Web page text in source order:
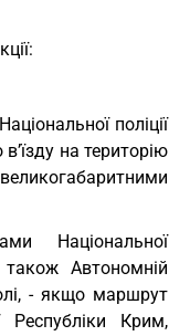
поліції
на територію
Національної
Автономній
- якщо маршрут
Крим,